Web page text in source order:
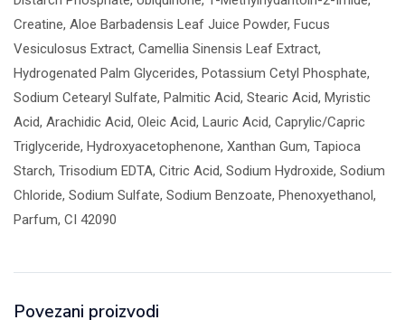
Creatine, Aloe Barbadensis Leaf Juice Powder, Fucus
Vesiculosus Extract, Camellia Sinensis Leaf Extract,
Hydrogenated Palm Glycerides, Potassium Cetyl Phosphate,
Sodium Cetearyl Sulfate, Palmitic Acid, Stearic Acid, Myristic
Acid, Arachidic Acid, Oleic Acid, Lauric Acid, Caprylic/Capric
Triglyceride, Hydroxyacetophenone, Xanthan Gum, Tapioca
Starch, Trisodium EDTA, Citric Acid, Sodium Hydroxide, Sodium
Chloride, Sodium Sulfate, Sodium Benzoate, Phenoxyethanol,
Parfum, CI 42090
Povezani proizvodi